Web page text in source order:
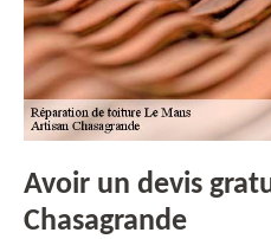
Avoir un devis
Chasagrande